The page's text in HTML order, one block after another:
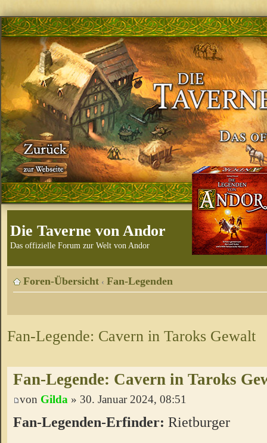
Die Taverne von Andor
Das offizielle Forum zur Welt von Andor
Foren-Übersicht ‹ Fan-Legenden
Fan-Legende: Cavern in Taroks Gewalt
Fan-Legende: Cavern in Taroks
von Gilda » 30. Januar 2024, 08:51
Fan-Legenden-Erfinder: Rietburger